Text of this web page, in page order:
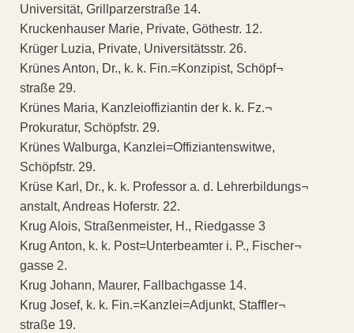
Universität, Grillparzerstraße 14.
Kruckenhauser Marie, Private, Göthestr. 12.
Krüger Luzia, Private, Universitätsstr. 26.
Krünes Anton, Dr., k. k. Fin.=Konzipist, Schöpf¬
straße 29.
Krünes Maria, Kanzleioffiziantin der k. k. Fz.¬
Prokuratur, Schöpfstr. 29.
Krünes Walburga, Kanzlei=Offiziantenswitwe,
Schöpfstr. 29.
Krüse Karl, Dr., k. k. Professor a. d. Lehrerbildungs¬
anstalt, Andreas Hoferstr. 22.
Krug Alois, Straßenmeister, H., Riedgasse 3
Krug Anton, k. k. Post=Unterbeamter i. P., Fischer¬
gasse 2.
Krug Johann, Maurer, Fallbachgasse 14.
Krug Josef, k. k. Fin.=Kanzlei=Adjunkt, Staffler¬
straße 19.